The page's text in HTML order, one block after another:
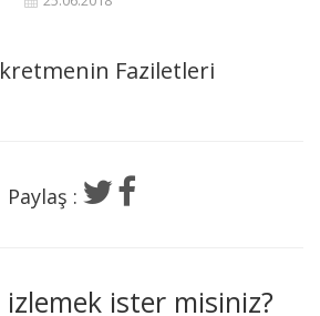
Faziletleri
Paylaş :
izlemek ister misiniz?